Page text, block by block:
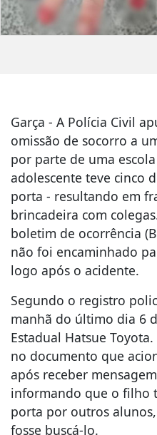
Garça - A Polícia Civil
omissão de socorro a
por parte de uma
adolescente teve cinco
porta - resultando em
brincadeira com
boletim de ocorrência
não foi encaminhado
logo após o acidente.
Segundo o registro
manhã do último dia 6
Estadual Hatsue
no documento que
após receber
informando que o filho
porta por outros
fosse buscá-lo.